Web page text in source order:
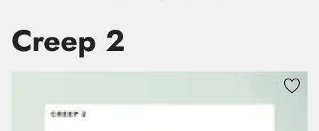
Creep 2